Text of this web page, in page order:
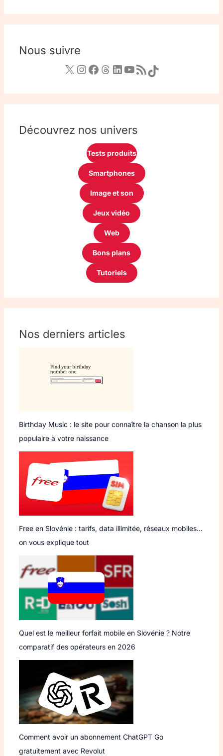
Nous suivre
Découvrez nos univers
Tests produits
Smartphones
Image et son
Jeux vidéo
Web
Bons plans
Tutoriels
Nos derniers articles
Birthday Music : le site pour connaître la chanson la plus
populaire à votre naissance
Free en Slovénie : tarifs, data illimitée, réseaux mobiles…
on vous explique tout
Quel est le meilleur forfait mobile en Slovénie ? Notre
comparatif des opérateurs en 2026
Comment avoir un abonnement ChatGPT Go
gratuitement avec Revolut